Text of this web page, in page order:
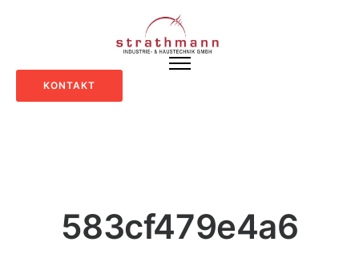
KONTAKT
583cf479e4a6